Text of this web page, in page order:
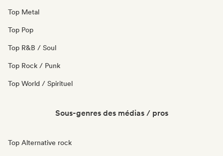
Top Metal
Top Pop
Top R&B / Soul
Top Rock / Punk
Top World / Spirituel
Sous-genres des médias / pros
Top Alternative rock